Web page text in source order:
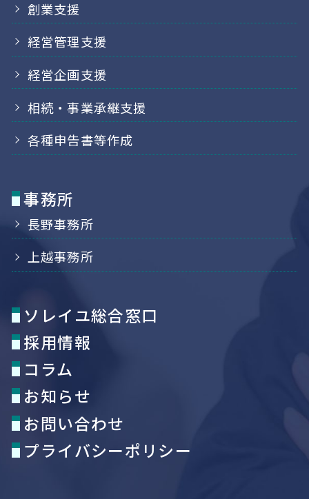
創業支援
経営管理支援
経営企画支援
相続・事業承継支援
各種申告書等作成
事務所
長野事務所
上越事務所
ソレイユ総合窓口
採用情報
コラム
お知らせ
お問い合わせ
プライバシーポリシー